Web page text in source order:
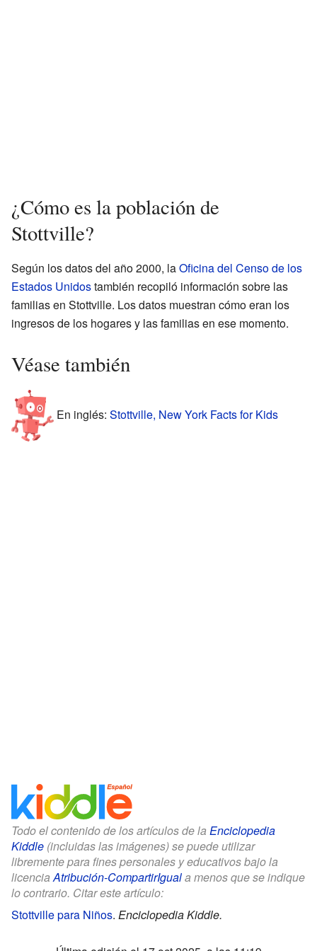
¿Cómo es la población de
Stottville?
Según los datos del año 2000, laOficina del Censo de los
Estados Unidostambién recopiló información sobre las
familias en Stottville. Los datos muestran cómo eran los
ingresos de los hogares y las familias en ese momento.
Véase también
En inglés: Stottville, New York Facts for Kids
Todo el contenido de los artículos de la Enciclopedia
Kiddle (incluidas las imágenes) se puede utilizar
libremente para fines personales y educativos bajo la
licenciaAtribución-CompartirIguala menos que se indique
lo contrario. Citar este artículo:
Stottville para Niños. Enciclopedia Kiddle.